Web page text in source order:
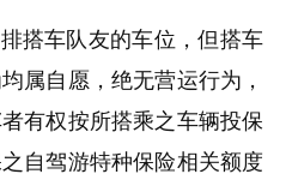
搭车队友的车位，但搭车
属自愿，绝无营运行为，
有权按所搭乘之车辆投保
自驾游特种保险相关额度